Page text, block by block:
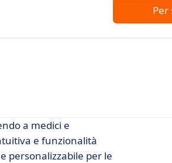
Per
a medici e
e funzionalità
personalizzabile per le